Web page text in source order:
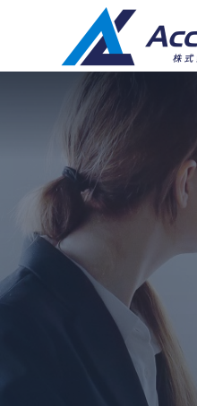
集客型ホ
ジ制作
SEOに強い「
ームページ」
します
クロ
ogle公
策